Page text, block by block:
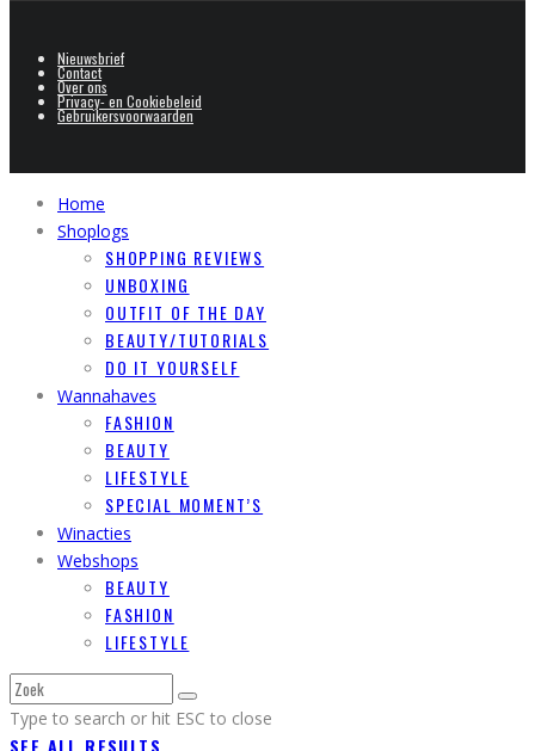
Nieuwsbrief
Contact
Over ons
Privacy- en Cookiebeleid
Gebruikersvoorwaarden
Home
Shoplogs
SHOPPING REVIEWS
UNBOXING
OUTFIT OF THE DAY
BEAUTY/TUTORIALS
DO IT YOURSELF
Wannahaves
FASHION
BEAUTY
LIFESTYLE
SPECIAL MOMENT’S
Winacties
Webshops
BEAUTY
FASHION
LIFESTYLE
Type to search or hit ESC to close
SEE ALL RESULTS